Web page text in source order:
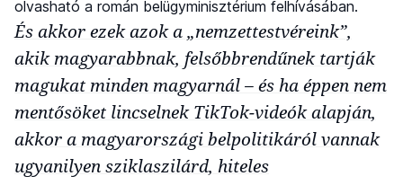
olvasható a román belügyminisztérium felhívásában.
És akkor ezek azok a „nemzettestvéreink”,
akik magyarabbnak, felsőbbrendűnek tartják
magukat minden magyarnál – és ha éppen nem
mentősöket lincselnek TikTok-videók alapján,
akkor a magyarországi belpolitikáról vannak
ugyanilyen sziklaszilárd, hiteles